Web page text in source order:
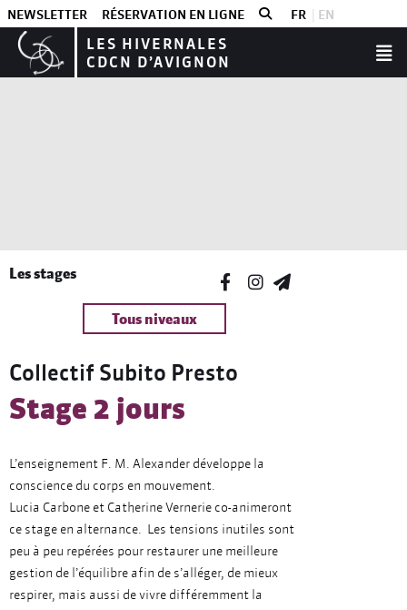
NEWSLETTER RÉSERVATION EN LIGNE FR EN
LES HIVERNALES
CDCN D’AVIGNON
Les stages
Tous niveaux
Collectif Subito Presto
Stage 2 jours
L’enseignement F. M. Alexander développe la
conscience du corps en mouvement.
Lucia Carbone et Catherine Vernerie co-animeront
ce stage en alternance. Les tensions inutiles sont
peu à peu repérées pour restaurer une meilleure
gestion de l’équilibre afin de s’alléger, de mieux
respirer, mais aussi de vivre différemment la